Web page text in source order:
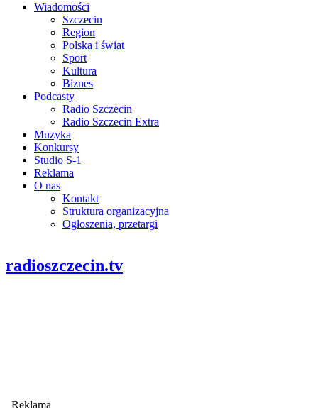
Wiadomości
Szczecin
Region
Polska i świat
Sport
Kultura
Biznes
Podcasty
Radio Szczecin
Radio Szczecin Extra
Muzyka
Konkursy
Studio S-1
Reklama
O nas
Kontakt
Struktura organizacyjna
Ogłoszenia, przetargi
radioszczecin.tv
Reklama